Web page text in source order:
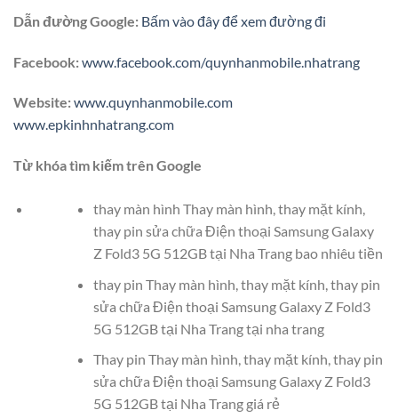
Dẫn đường Google: Bấm vào đây để xem đường đi
Facebook:www.facebook.com/quynhanmobile.nhatrang
Website:www.quynhanmobile.com
www.epkinhnhatrang.com
Từ khóa tìm kiếm trên Google
thay màn hình Thay màn hình, thay mặt kính,
thay pin sửa chữa Điện thoại Samsung Galaxy
Z Fold3 5G 512GB tại Nha Trang bao nhiêu tiền
thay pin Thay màn hình, thay mặt kính, thay pin
sửa chữa Điện thoại Samsung Galaxy Z Fold3
5G 512GB tại Nha Trang tại nha trang
Thay pin Thay màn hình, thay mặt kính, thay pin
sửa chữa Điện thoại Samsung Galaxy Z Fold3
5G 512GB tại Nha Trang giá rẻ